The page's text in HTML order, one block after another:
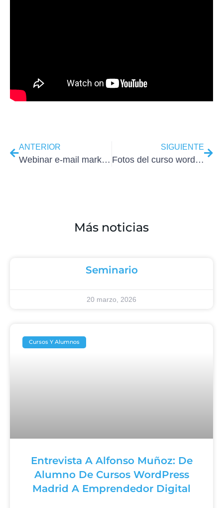
ANTERIOR
Webinar e-mail marketing parte 2
SIGUIENTE
Fotos del curso wordpress 14 de Enero
Más noticias
Seminario
20 marzo, 2026
Cursos Y Alumnos
Entrevista A Alfonso Muñoz: De
Alumno De Cursos WordPress
Madrid A Emprendedor Digital